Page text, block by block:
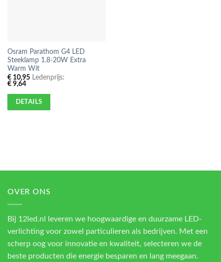
Osram Parathom G4 LED
Steeklamp 1.8-20W Extra
Warm Wit
€10,95Ledenprijs:
€9,64
DETAILS
OVER ONS
Bij 12led.nl leveren we hoogwaardige en duurzame LED-
verlichting voor zowel particulieren als bedrijven. Met een
scherp oog voor innovatie en kwaliteit, selecteren we de
beste producten die energie besparen en lang meegaan.